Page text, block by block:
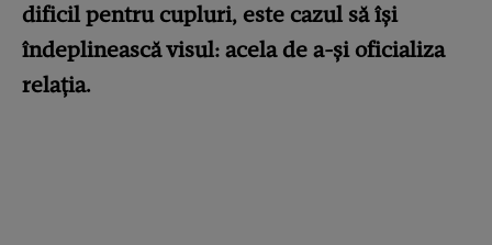
dificil pentru cupluri, este cazul să își
îndeplinească visul: acela de a-și oficializa
relația.